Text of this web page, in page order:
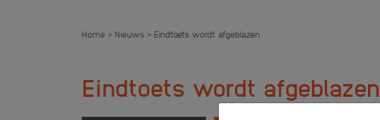
Home > Nieuws > Eindtoets wordt afgeblazen
Eindtoets wordt afgeblazen